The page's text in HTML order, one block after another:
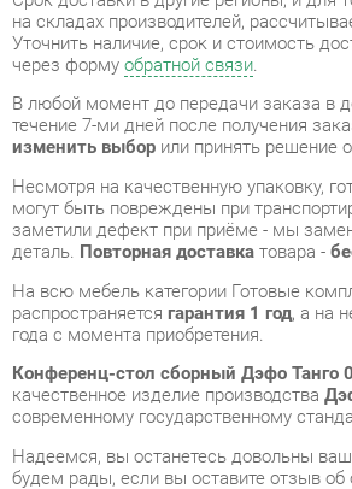
течение 7-ми дней после получения
изменить выборили принять решение об
Несмотря на качественную упаковку,
могут быть повреждены при
заметили дефект при приёме - мы
деталь.Повторная доставкатовара -
распространяетсягарантия 1 год, а на
года с момента приобретения.
Конференц-стол сборный Дэфо Танго
современному государственному
Надеемся, вы останетесь довольны
будем рады, если вы оставите отзыв об
использования, который поможет
будущим покупателям.
Кроме формыобратной связиполучить
консультацию, фото и видеообзор
e-mail, телефону в Екатеринбурге и через